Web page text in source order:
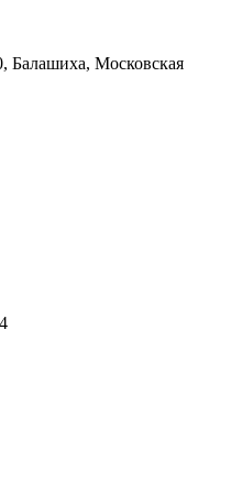
Балашиха, Московская